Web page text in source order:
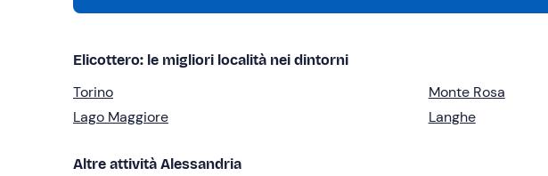
Elicottero: le migliori località nei dintorni
Torino
Lago Maggiore
Monte Rosa
Langhe
Altre attività Alessandria